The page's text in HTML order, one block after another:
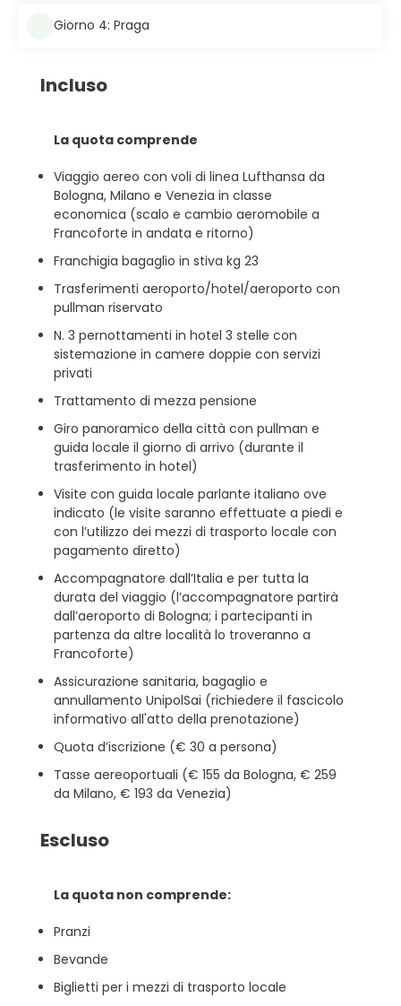
Giorno 4: Praga
Incluso
La quota comprende
Viaggio aereo con voli di linea Lufthansa da
Bologna, Milano e Venezia in classe
economica (scalo e cambio aeromobile a
Francoforte in andata e ritorno)
Franchigia bagaglio in stiva kg 23
Trasferimenti aeroporto/hotel/aeroporto con
pullman riservato
N. 3 pernottamenti in hotel 3 stelle con
sistemazione in camere doppie con servizi
privati
Trattamento di mezza pensione
Giro panoramico della città con pullman e
guida locale il giorno di arrivo (durante il
trasferimento in hotel)
Visite con guida locale parlante italiano ove
indicato (le visite saranno effettuate a piedi e
con l’utilizzo dei mezzi di trasporto locale con
pagamento diretto)
Accompagnatore dall’Italia e per tutta la
durata del viaggio (l’accompagnatore partirà
dall’aeroporto di Bologna; i partecipanti in
partenza da altre località lo troveranno a
Francoforte)
Assicurazione sanitaria, bagaglio e
annullamento UnipolSai (richiedere il fascicolo
informativo all'atto della prenotazione)
Quota d’iscrizione (€ 30 a persona)
Tasse aereoportuali (€ 155 da Bologna, € 259
da Milano, € 193 da Venezia)
Escluso
La quota non comprende:
Pranzi
Bevande
Biglietti per i mezzi di trasporto locale